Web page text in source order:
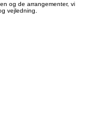
og de arrangementer, vi
vejledning.